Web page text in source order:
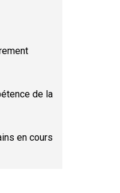
de la
en cours